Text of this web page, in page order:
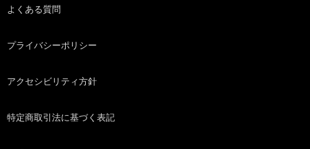
よくある質問
プライバシーポリシー
アクセシビリティ方針
特定商取引法に基づく表記